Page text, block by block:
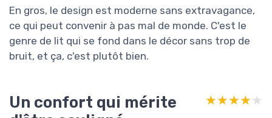
En gros, le design est moderne sans extravagance,
ce qui peut convenir à pas mal de monde. C'est le
genre de lit qui se fond dans le décor sans trop de
bruit, et ça, c'est plutôt bien.
Un confort qui mérite
★★★★★
★★★★★